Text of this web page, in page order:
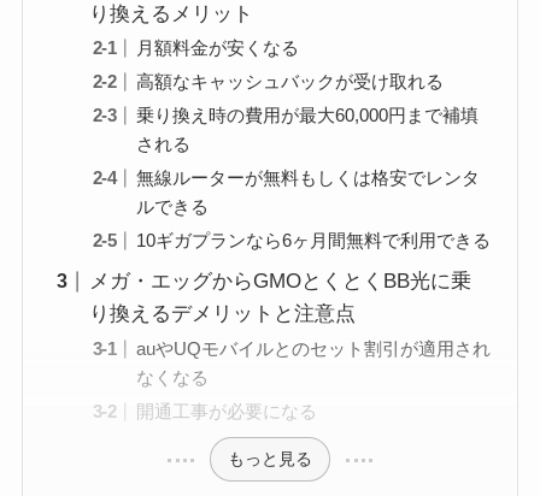
り換えるメリット
月額料金が安くなる
高額なキャッシュバックが受け取れる
乗り換え時の費用が最大60,000円まで補填
される
無線ルーターが無料もしくは格安でレンタ
ルできる
10ギガプランなら6ヶ月間無料で利用できる
メガ・エッグからGMOとくとくBB光に乗
り換えるデメリットと注意点
auやUQモバイルとのセット割引が適用され
なくなる
開通工事が必要になる
もっと見る